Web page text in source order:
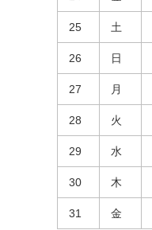
25 土
26 日
27 月
28 火
29 水
30 木
31 金